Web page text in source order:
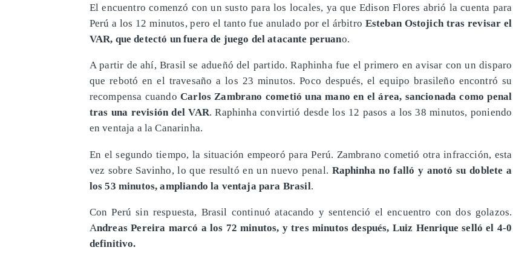
El encuentro comenzó con un susto para los locales, ya que Edison Flores abrió la cuenta para
Perú a los 12 minutos, pero el tanto fue anulado por el árbitro Esteban Ostojich tras revisar el
VAR, que detectó un fuera de juego del atacante peruano.
A partir de ahí, Brasil se adueñó del partido. Raphinha fue el primero en avisar con un disparo
que rebotó en el travesaño a los 23 minutos. Poco después, el equipo brasileño encontró su
recompensa cuandoCarlos Zambrano cometió una mano en el área, sancionada como penal
tras una revisión del VAR. Raphinha convirtió desde los 12 pasos a los 38 minutos, poniendo
en ventaja a la Canarinha.
En el segundo tiempo, la situación empeoró para Perú. Zambrano cometió otra infracción, esta
vez sobre Savinho, lo que resultó en un nuevo penal. Raphinha no falló y anotó su doblete a
los 53 minutos, ampliando la ventaja para Brasil.
Con Perú sin respuesta, Brasil continuó atacando y sentenció el encuentro con dos golazos.
Andreas Pereira marcó a los 72 minutos, y tres minutos después, Luiz Henrique selló el 4-0
definitivo.